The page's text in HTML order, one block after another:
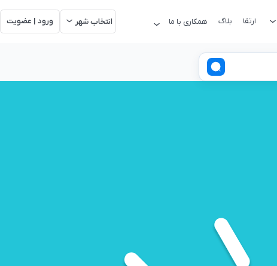
ارتقا بلاگ همکاری با ما انتخاب شهر ورود | عضویت